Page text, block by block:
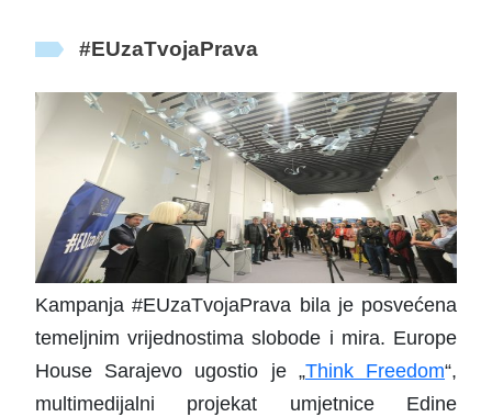
#EUzaTvojaPrava
Kampanja #EUzaTvojaPrava bila je posvećena
temeljnim vrijednostima slobode i mira. Europe
House Sarajevo ugostio je „Think Freedom“,
multimedijalni projekat umjetnice Edine